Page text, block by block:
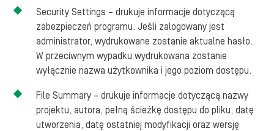
Security Settings – drukuje informacje dotyczącą
zabezpieczeń programu. Jeśli zalogowany jest
administrator, wydrukowane zostanie aktualne hasło.
W przeciwnym wypadku wydrukowana zostanie
wyłącznie nazwa użytkownika i jego poziom dostępu.
File Summary – drukuje informacje dotyczącą nazwy
projektu, autora, pełną ścieżkę dostępu do pliku, datę
utworzenia, datę ostatniej modyfikacji oraz wersję